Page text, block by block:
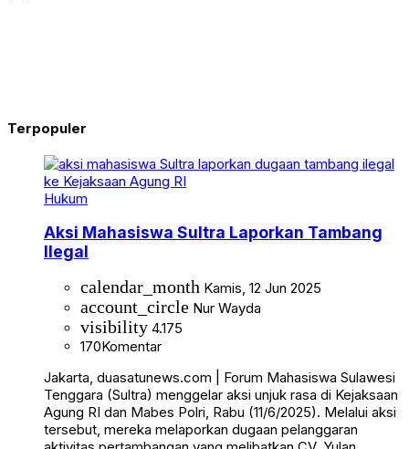
Terpopuler
Hukum
Aksi Mahasiswa Sultra Laporkan Tambang
Ilegal
calendar_month Kamis, 12 Jun 2025
account_circle Nur Wayda
visibility 4.175
170Komentar
Jakarta, duasatunews.com | Forum Mahasiswa Sulawesi
Tenggara (Sultra) menggelar aksi unjuk rasa di Kejaksaan
Agung RI dan Mabes Polri, Rabu (11/6/2025). Melalui aksi
tersebut, mereka melaporkan dugaan pelanggaran